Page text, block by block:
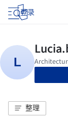
登录
整理